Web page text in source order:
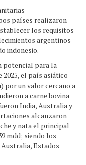
países realizaron
los requisitos
argentinos
indonesio.
potencial para la
el país asiático
por un valor cercano a
a carne bovina
India, Australia y
alcanzaron
y nata el principal
mdd; siendo los
Estados